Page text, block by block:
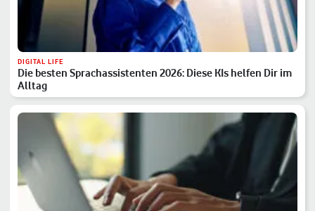
DIGITAL LIFE
Die besten Sprachassistenten 2026: Diese KIs helfen Dir im
Alltag